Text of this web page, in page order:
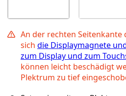
An der rechten Seitenkante
sich die Displaymagnete
zum Display und zum
können leicht beschädigt
Plektrum zu tief